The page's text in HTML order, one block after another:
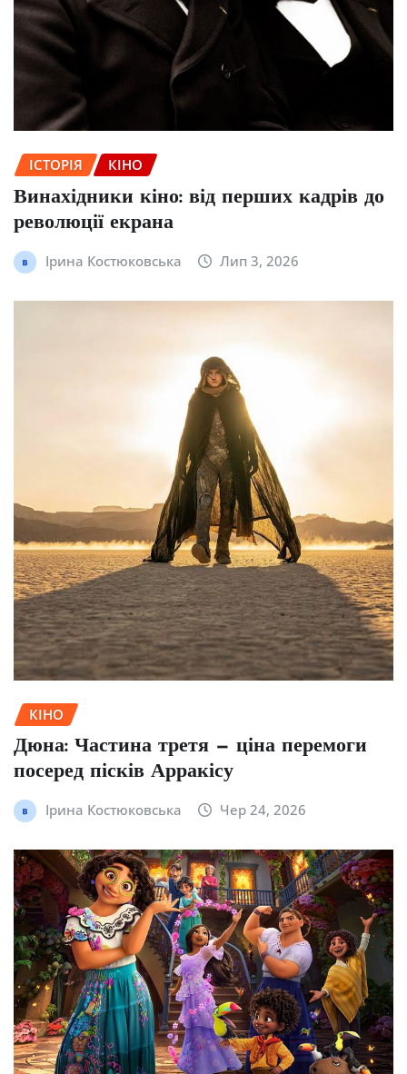
ІСТОРІЯ КІНО
Винахідники кіно: від перших кадрів до
революції екрана
Ірина Костюковська Лип 3, 2026
КІНО
Дюна: Частина третя — ціна перемоги
посеред пісків Арракісу
Ірина Костюковська Чер 24, 2026